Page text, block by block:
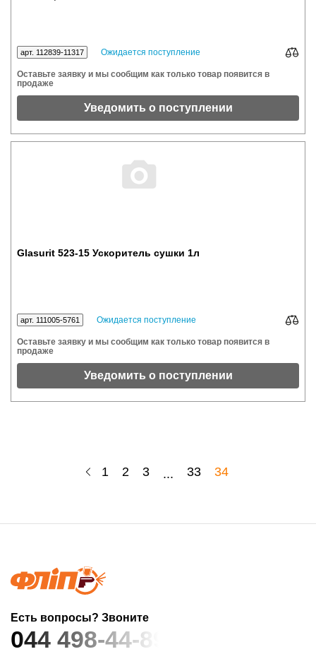
арт. 112839-11317 Ожидается поступление
Оставьте заявку и мы сообщим как только товар появится в
продаже
Уведомить о поступлении
Glasurit 523-15 Ускоритель сушки 1л
арт. 111005-5761 Ожидается поступление
Оставьте заявку и мы сообщим как только товар появится в
продаже
Уведомить о поступлении
1 2 3 ... 33 34
Есть вопросы? Звоните
044 498-44-89